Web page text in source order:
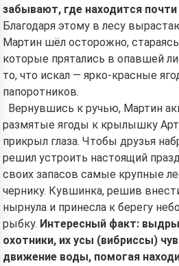
забывают, где находится почти
Благодаря этому в лесу
Мартин шёл осторожно,
которые прятались в опавшей
то, что искал — ярко-красные
папоротников.
Вернувшись к ручью, Мартин
размятые ягоды к крылышку
прикрыл глаза. Чтобы друзья
решил устроить настоящий
своих запасов самые крупные
чернику. Кувшинка, решив
нырнула и принесла к берегу
рыбку. Интересный факт:
охотники, их усы (вибриссы)
движение воды, помогая